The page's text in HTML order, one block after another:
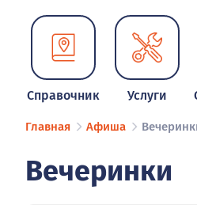
Справочник Услуги
Главная Афиша
Вечеринки